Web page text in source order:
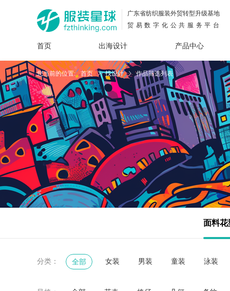
广东省纺织服装外贸转型升级基地
贸易数字化公共服务平台
首页 出海设计
面料
花型
图案
插画
图案
服装
设计
产品中心
女装
内衣
男装
运动
服
童装
牛仔
服装
您当前的位置: 首页 找设计 作品筛选列表
面料花
分类： 全部 女装 男装 童装 泳装